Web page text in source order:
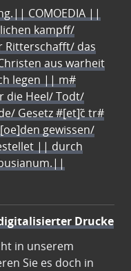
COMOEDIA ||
kampff/
das
aus warheit
legen || m#
die Heel/ Todt/
Gesetz #[et]c̃ tr#
gewissen/
|| durch
Drucke
in unserem
Sie es doch in